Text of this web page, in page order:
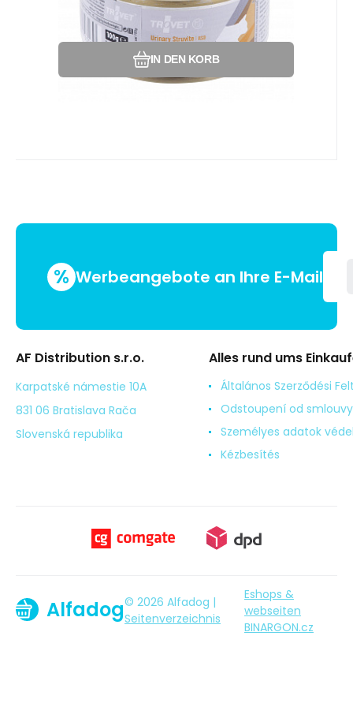
IN DEN KORB
Favorit
Vergleichen Sie
% Werbeangebote an Ihre E-Mail
AF Distribution s.r.o.
Karpatské námestie 10A
831 06 Bratislava Rača
Slovenská republika
Alles rund ums
Általános Szerződési
Odstoupení od smlouvy
Személyes adatok
Kézbesítés
Alfadog© 2026 Alfadog |
Seitenverzeichnis
Eshops &
webseiten
BINARGON.cz